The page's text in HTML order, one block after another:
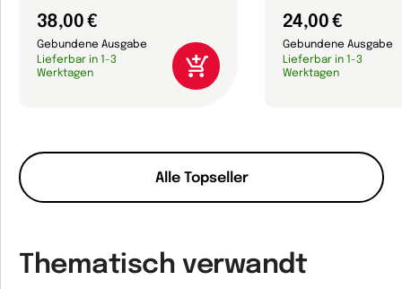
Alle Topseller
38,00 €
Gebundene Ausgabe
Lieferbar in 1-3
Werktagen
24,00 €
Gebundene Ausgabe
Lieferbar in 1-3
Werktagen
Thematisch verwandt